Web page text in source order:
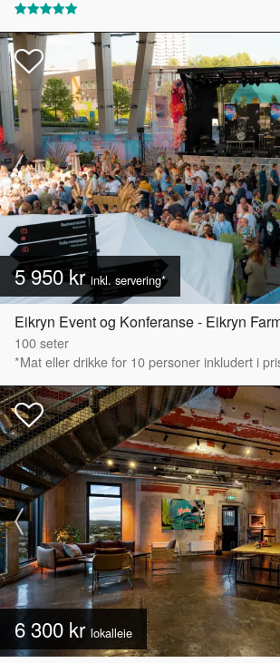
5 950 kr inkl. servering*
Eikryn Event og Konferanse - Eikryn
100seter
*Mat eller drikke for 10 personer inkludert i
6 300 kr lokalleie